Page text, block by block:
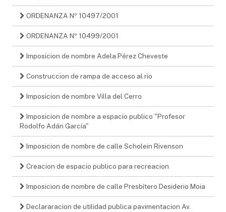
ORDENANZA Nº 10497/2001
ORDENANZA Nº 10499/2001
Imposicion de nombre Adela Pérez Cheveste
Construccion de rampa de acceso al rio
Imposicion de nombre Villa del Cerro
Imposicion de nombre a espacio publico "Profesor
Rodolfo Adán García"
Imposicion de nombre de calle Scholein Rivenson
Creacion de espacio publico para recreacion
Imposicion de nombre de calle Presbítero Desiderio Moia
Declararacion de utilidad publica pavimentacion Av.